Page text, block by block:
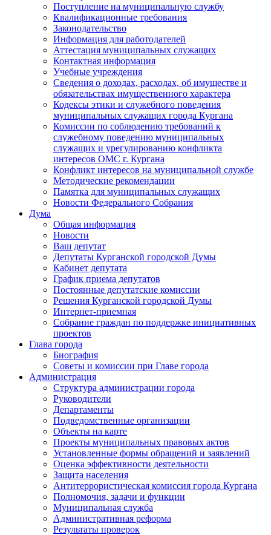
Поступление на муниципальную службу
Квалификационные требования
Законодательство
Информация для работодателей
Аттестация муниципальных служащих
Контактная информация
Учебные учреждения
Сведения о доходах, расходах, об имуществе и
обязательствах имущественного характера
Кодексы этики и служебного поведения
муниципальных служащих города Кургана
Комиссии по соблюдению требований к
служебному поведению муниципальных
служащих и урегулированию конфликта
интересов ОМС г. Кургана
Конфликт интересов на муниципальной службе
Методические рекомендации
Памятка для муниципальных служащих
Новости Федерального Cобрания
Дума
Общая информация
Новости
Ваш депутат
Депутаты Курганской городской Думы
Кабинет депутата
График приема депутатов
Постоянные депутатские комиссии
Решения Курганской городской Думы
Интернет-приемная
Собрание граждан по поддержке инициативных
проектов
Глава города
Биография
Советы и комиссии при Главе города
Администрация
Структура администрации города
Руководители
Департаменты
Подведомственные организации
Объекты на карте
Проекты муниципальных правовых актов
Установленные формы обращений и заявлений
Оценка эффективности деятельности
Защита населения
Антитеррористическая комиссия города Кургана
Полномочия, задачи и функции
Муниципальная служба
Административная реформа
Результаты проверок